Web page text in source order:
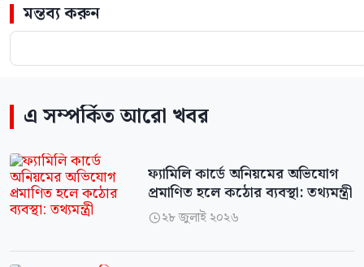
মন্তব্য করুন
এ সম্পর্কিত আরো খবর
ফ্যামিলি কার্ডে অনিয়মের অভিযোগ
প্রমাণিত হলে কঠোর ব্যবস্থা: তথ্যমন্ত্রী
২৮ জুলাই ২০২৬